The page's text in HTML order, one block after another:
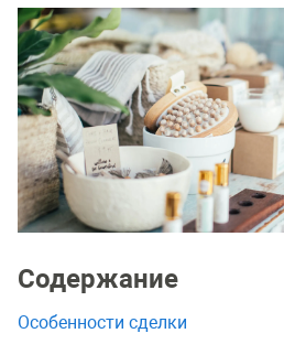
Содержание
Особенности сделки